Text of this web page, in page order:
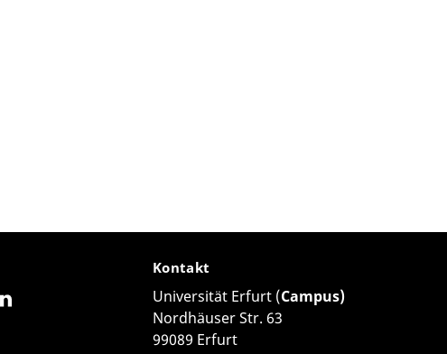
Kontakt
Universität Erfurt (Campus)
Nordhäuser Str. 63
99089 Erfurt